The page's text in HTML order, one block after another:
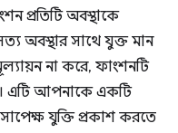
প্রতিটি অবস্থাকে
অবস্থার সাথে যুক্ত মান
না করে, ফাংশনটি
এটি আপনাকে একটি
যুক্তি প্রকাশ করতে